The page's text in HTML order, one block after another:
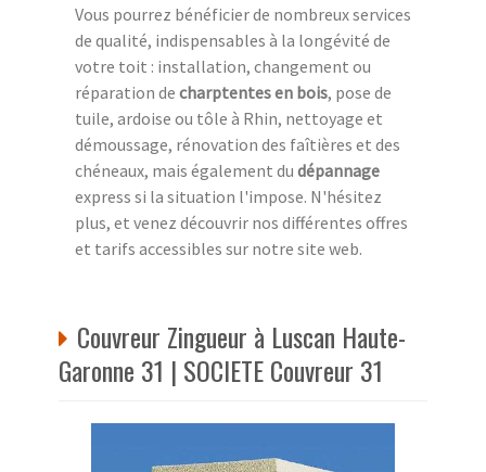
Vous pourrez bénéficier de nombreux services
de qualité, indispensables à la longévité de
votre toit : installation, changement ou
réparation de charptentes en bois, pose de
tuile, ardoise ou tôle à Rhin, nettoyage et
démoussage, rénovation des faîtières et des
chéneaux, mais également du dépannage
express si la situation l'impose. N'hésitez
plus, et venez découvrir nos différentes offres
et tarifs accessibles sur notre site web.
Couvreur Zingueur à Luscan Haute-
Garonne 31 | SOCIETE Couvreur 31